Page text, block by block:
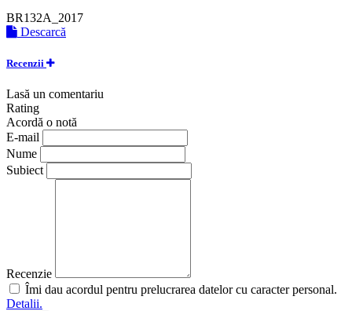
BR132A_2017
Descarcă
Recenzii
Lasă un comentariu
Rating
Acordă o notă
E-mail
Nume
Subiect
Recenzie
Îmi dau acordul pentru prelucrarea datelor cu caracter personal.
Detalii.